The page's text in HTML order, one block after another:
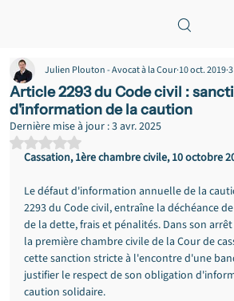
Article 2293 du Code civil :
d'information de la caution
Julien Plouton - Avocat à la Cour 10 oct. 2019
Dernière mise à jour :3 avr. 2025
Noté NaN étoiles sur 5.
Cassation, 1ère chambre civile, 10 octobre
Le défaut d'information annuelle de la
2293 du Code civil, entraîne la déchéance
de la dette, frais et pénalités. Dans son
la première chambre civile de la Cour de
cette sanction stricte à l'encontre d'une
justifier le respect de son obligation
caution solidaire.